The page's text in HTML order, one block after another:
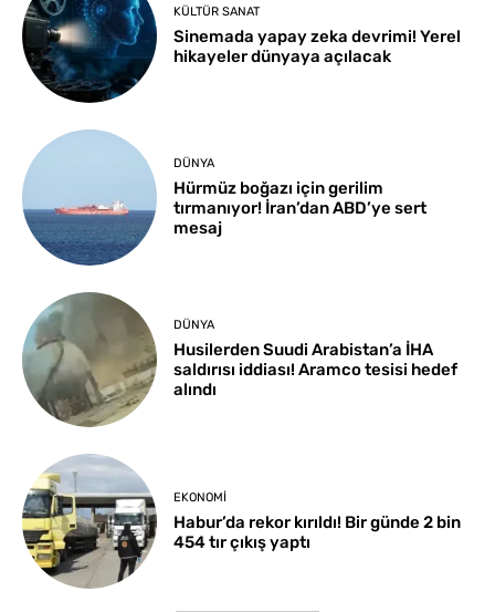
KÜLTÜR SANAT
Sinemada yapay zeka devrimi! Yerel
hikayeler dünyaya açılacak
DÜNYA
Hürmüz boğazı için gerilim
tırmanıyor! İran’dan ABD’ye sert
mesaj
DÜNYA
Husilerden Suudi Arabistan’a İHA
saldırısı iddiası! Aramco tesisi hedef
alındı
EKONOMI
Habur’da rekor kırıldı! Bir günde 2 bin
454 tır çıkış yaptı